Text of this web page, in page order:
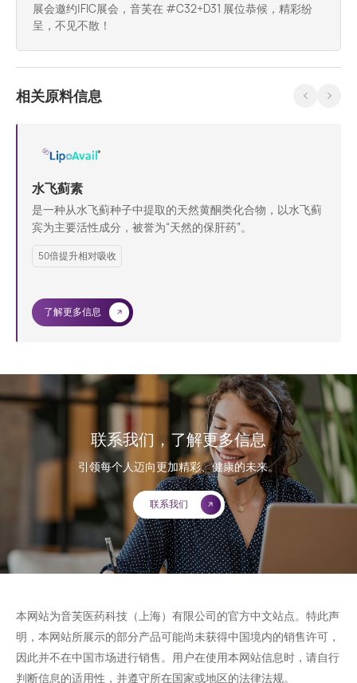
展会邀约|FIC展会，音芙在 #C32+D31​ 展位恭候，精彩纷
呈，不见不散！
相关原料信息
水飞蓟素
是一种从水飞蓟种子中提取的天然黄酮类化合物，以水飞蓟
宾为主要活性成分，被誉为“天然的保肝药”。
50倍提升相对吸收
了解更多信息
联系我们，了解更多信息
引领每个人迈向更加精彩、健康的未来。
联系我们
本网站为音芙医药科技（上海）有限公司的官方中文站点。特此声
明，本网站所展示的部分产品可能尚未获得中国境内的销售许可，
因此并不在中国市场进行销售。用户在使用本网站信息时，请自行
判断信息的适用性，并遵守所在国家或地区的法律法规。